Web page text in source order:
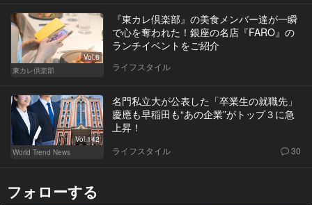
Vol.6
東カレ倶楽部
『東カレ倶楽部』の美食メンバー達が一瞬
で心を奪われた！銀座の名店『FARO』の
ランチイベントをご紹介
ライフスタイル
Vol.142
World Trend News
名門私立大が公表した「卒業生の就職先」
慶應も早稲田も“あの企業”がトップ３に急
上昇！
ライフスタイル 30
フォローする